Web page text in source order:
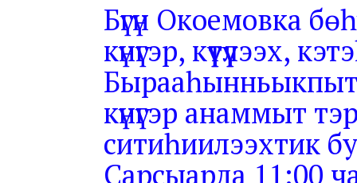
Бүгүн Окоемовка
күнүгэр, күүтүүлээх,
күнүгэр анаммыт
ситиһиилээхтик
Сарсыарда 11:00